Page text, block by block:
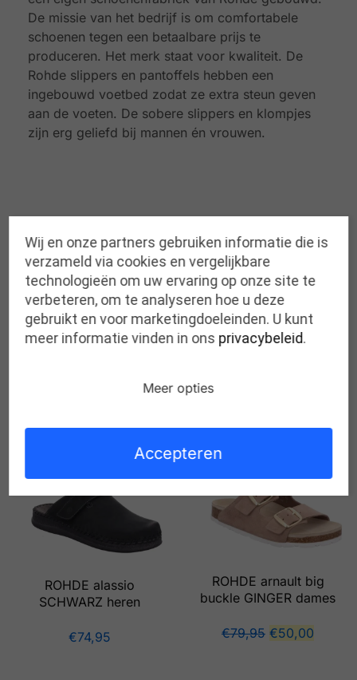
De missie van het bedrijf is om comfortabele
schoenen tegen een betaalbare prijs te
produceren. Het merk staat voor kwaliteit. De
Rohde slippers en pantoffels hebben een
ingebouwd voetbed zodat ze extra steun geven
aan de voeten. De sobere slippers en klompjes
zijn erg geliefd bij mannen én vrouwen.
Gerelateerde producten
ROHDE arnault MOCCA
ROHDE arnault NATUR
ROHDE alassio
SCHWARZ heren
€74,95
ROHDE arnault big
buckle GINGER dames
€79,95 €50,00
Wij en onze partners gebruiken informatie die is
verzameld via cookies en vergelijkbare
technologieën om uw ervaring op onze site te
verbeteren, om te analyseren hoe u deze
gebruikt en voor marketingdoeleinden. U kunt
meer informatie vinden in ons privacybeleid.
Meer opties
Accepteren